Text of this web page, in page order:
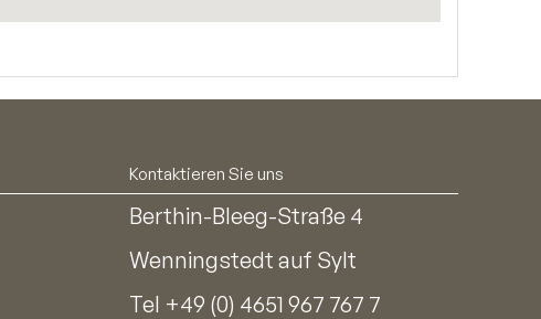
Kontaktieren Sie uns
Berthin-Bleeg-Straße 4
Wenningstedt auf Sylt
Tel +49 (0) 4651 967 767 7